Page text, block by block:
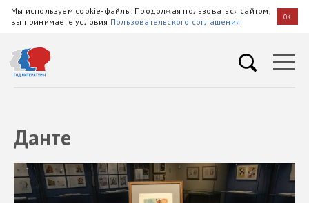
Мы используем cookie-файлы. Продолжая пользоваться сайтом,
вы принимаете условия Пользовательского соглашения OK
Данте